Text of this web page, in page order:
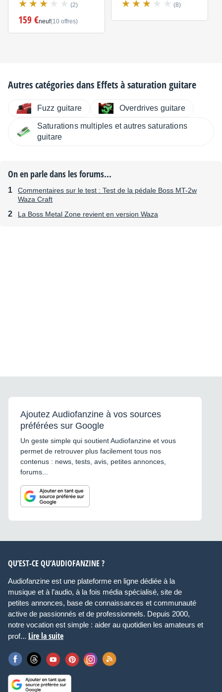
(2)
159 €neuf(10 offres)
(8)
Autres catégories dans Effets à saturation guitare
Fuzz guitare Overdrives guitare
Saturations multiples et autres saturations
guitare
On en parle dans les forums...
Commentaires sur le test : Test de la pédale Boss MT-2w
Waza Craft
La Boss Metal Zone revient en version Waza
Ajoutez Audiofanzine à vos sources
préférées sur Google
Un geste simple qui soutient Audiofanzine et vous
permet de retrouver plus facilement tous nos
contenus : news, tests, avis, petites annonces,
forums...
QU’EST-CE QU’AUDIOFANZINE ?
Audiofanzine est une plateforme en ligne dédiée à la
musique et à l’audio, à la fois média spécialisé, site de
petites annonces, base de connaissances et communauté
active de passionnés et de professionnels. Depuis 2000,
notre vocation est simple : aider au quotidien les amateurs et
prof... Lire la suite